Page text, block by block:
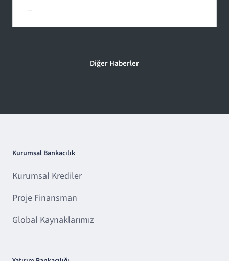
—
Diğer Haberler
Kurumsal Bankacılık
Kurumsal Krediler
Proje Finansman
Global Kaynaklarımız